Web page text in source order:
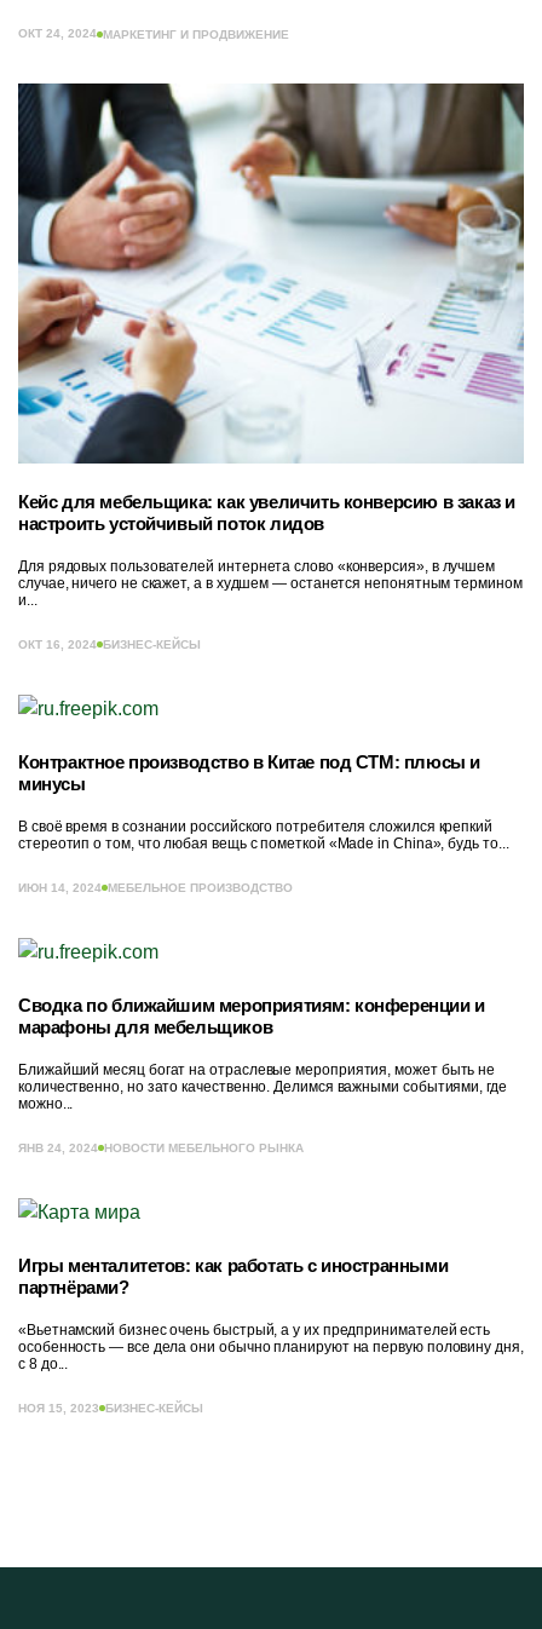
ОКТ 24, 2024 МАРКЕТИНГ И ПРОДВИЖЕНИЕ
Кейс для мебельщика: как увеличить конверсию в заказ и
настроить устойчивый поток лидов
Для рядовых пользователей интернета слово «конверсия», в лучшем
случае, ничего не скажет, а в худшем — останется непонятным термином
и...
ОКТ 16, 2024 БИЗНЕС-КЕЙСЫ
Контрактное производство в Китае под СТМ: плюсы и
минусы
В своё время в сознании российского потребителя сложился крепкий
стереотип о том, что любая вещь с пометкой «Made in China», будь то...
ИЮН 14, 2024 МЕБЕЛЬНОЕ ПРОИЗВОДСТВО
Сводка по ближайшим мероприятиям: конференции и
марафоны для мебельщиков
Ближайший месяц богат на отраслевые мероприятия, может быть не
количественно, но зато качественно. Делимся важными событиями, где
можно...
ЯНВ 24, 2024 НОВОСТИ МЕБЕЛЬНОГО РЫНКА
Игры менталитетов: как работать с иностранными
партнёрами?
«Вьетнамский бизнес очень быстрый, а у их предпринимателей есть
особенность — все дела они обычно планируют на первую половину дня,
с 8 до...
НОЯ 15, 2023 БИЗНЕС-КЕЙСЫ